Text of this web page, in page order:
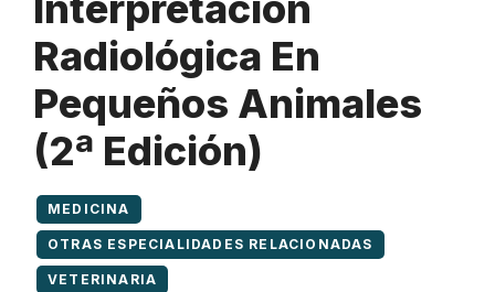
Radiológica En
Pequeños Animales
(2ª Edición)
MEDICINA
OTRAS ESPECIALIDADES RELACIONADAS
VETERINARIA